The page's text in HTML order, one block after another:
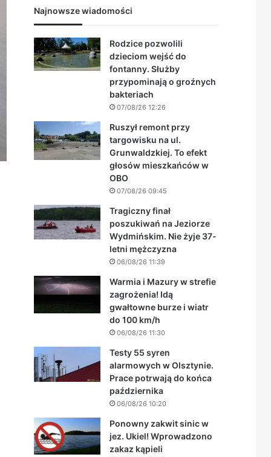
Najnowsze wiadomości
Rodzice pozwolili
dzieciom wejść do
fontanny. Służby
przypominają o groźnych
bakteriach
07/08/26 12:26
Ruszył remont przy
targowisku na ul.
Grunwaldzkiej. To efekt
głosów mieszkańców w
OBO
07/08/26 09:45
Tragiczny finał
poszukiwań na Jeziorze
Wydmińskim. Nie żyje 37-
letni mężczyzna
06/08/26 11:39
Warmia i Mazury w strefie
zagrożenia! Idą
gwałtowne burze i wiatr
do 100 km/h
06/08/26 11:30
Testy 55 syren
alarmowych w Olsztynie.
Prace potrwają do końca
października
06/08/26 10:20
Ponowny zakwit sinic w
jez. Ukiel! Wprowadzono
zakaz kąpieli